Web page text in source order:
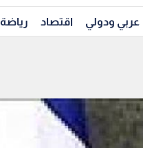
عربي ودولي اقتصاد رياضة